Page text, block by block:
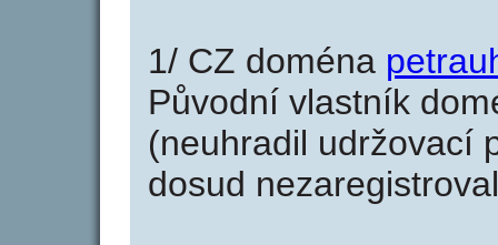
1/ CZ doména
Původní vlastník
(neuhradil udržovací
dosud